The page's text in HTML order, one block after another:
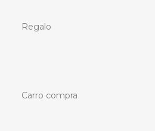
Regalo
Carro compra